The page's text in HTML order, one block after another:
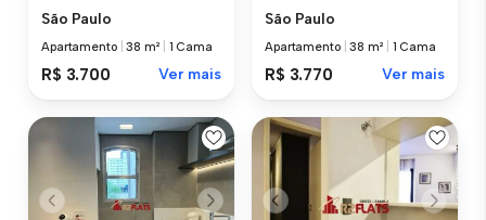
São Paulo
Apartamento |38 m² 1 Cama
R$ 3.700 Ver mais
São Paulo
Apartamento |38 m² 1 Cama
R$ 3.770 Ver mais